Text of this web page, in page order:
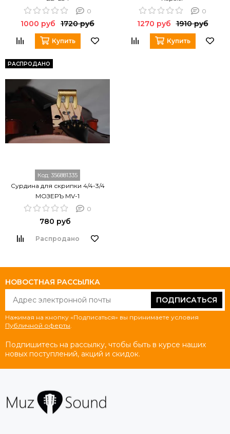
0
1000 руб 1720 руб
Купить
0
1270 руб 1910 руб
Купить
РАСПРОДАНО
Код: 356881335
Сурдина для скрипки 4/4-3/4
МОЗЕРЪ MV-1
0
780 руб
Распродано
НОВОСТНАЯ РАССЫЛКА
ПОДПИСАТЬСЯ
Нажимая на кнопку «Подписаться» вы принимаете условия
Публичной оферты
Подпишитесь на рассылку, чтобы быть в курсе наших
новых поступлений, акций и скидок.